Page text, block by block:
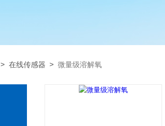
> 在线传感器 > 微量级溶解氧